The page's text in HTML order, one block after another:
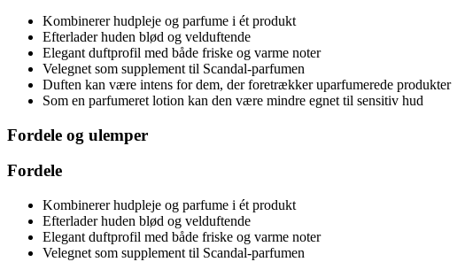
Kombinerer hudpleje og parfume i ét produkt
Efterlader huden blød og velduftende
Elegant duftprofil med både friske og varme noter
Velegnet som supplement til Scandal-parfumen
Duften kan være intens for dem, der foretrækker uparfumerede produkter
Som en parfumeret lotion kan den være mindre egnet til sensitiv hud
Fordele og ulemper
Fordele
Kombinerer hudpleje og parfume i ét produkt
Efterlader huden blød og velduftende
Elegant duftprofil med både friske og varme noter
Velegnet som supplement til Scandal-parfumen